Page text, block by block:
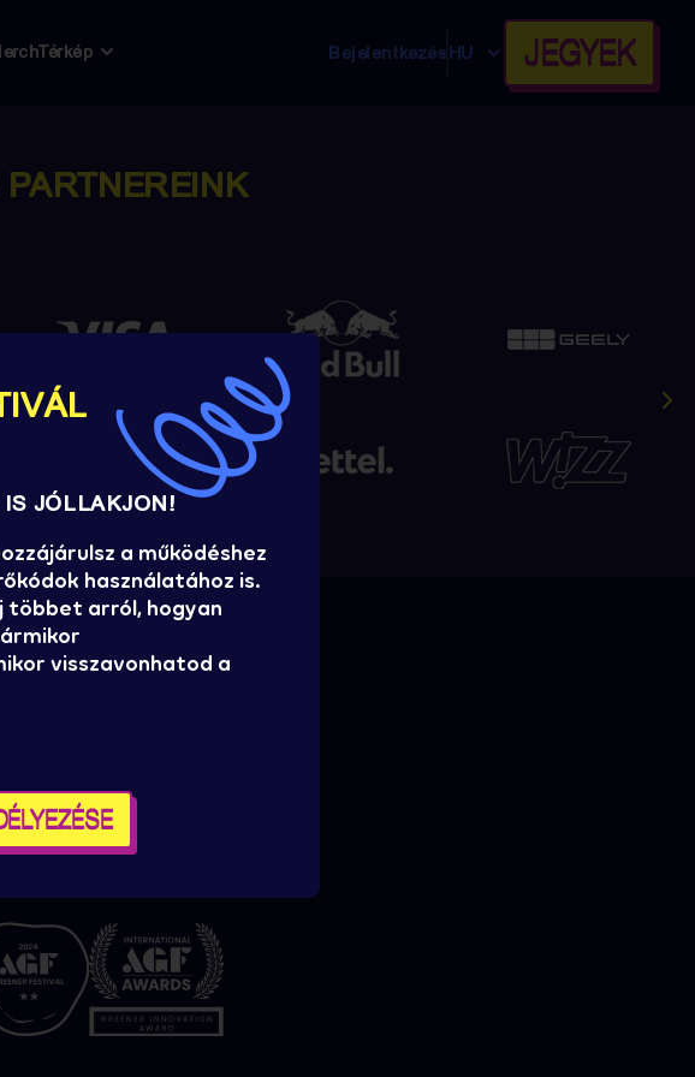
Térkép Bejelentkezés HU JEGYEK
JÓLLAKJON!
a működéshez
használatához is.
többet arról, hogyan
visszavonhatod a